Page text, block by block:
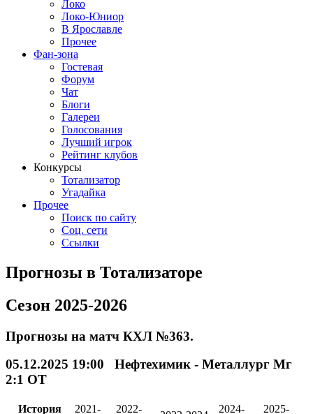
Локо
Локо-Юниор
В Ярославле
Прочее
Фан-зона
Гостевая
Форум
Чат
Блоги
Галереи
Голосования
Лучший игрок
Рейтинг клубов
Конкурсы
Тотализатор
Угадайка
Прочее
Поиск по сайту
Соц. сети
Ссылки
Прогнозы в Тотализаторе
Сезон 2025-2026
Прогнозы на матч КХЛ №363.
05.12.2025 19:00 Нефтехимик - Металлург Мг
2:1 ОТ
История
2021-
2022-
2024-
2025-